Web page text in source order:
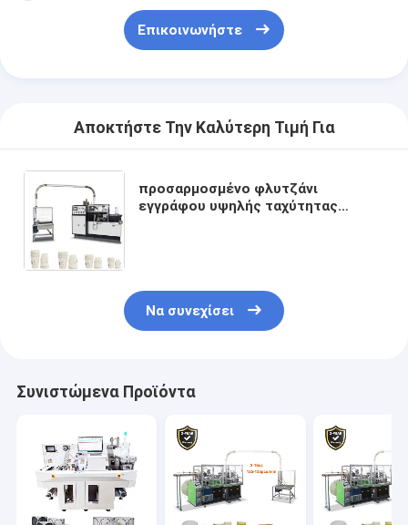
Επικοινωνήστε
Αποκτήστε Την Καλύτερη Τιμή Για
προσαρμοσμένο φλυτζάνι
εγγράφου υψηλής ταχύτητας
Να συνεχίσει
Συνιστώμενα Προϊόντα